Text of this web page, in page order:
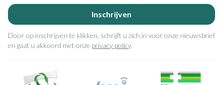
Inschrijven
Door op inschrijven te klikken, schrijft u zich in voor onze nieuwsbrief
en gaat u akkoord met onze privacy policy.